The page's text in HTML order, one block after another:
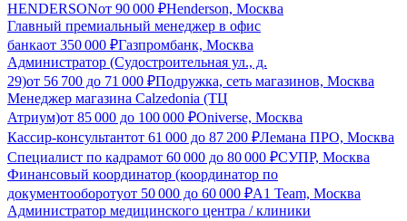
HENDERSONот 90 000 ₽Henderson, Москва
Главный премиальный менеджер в офис
банкаот 350 000 ₽Газпромбанк, Москва
Администратор (Судостроительная ул., д.
29)от 56 700 до 71 000 ₽Подружка, сеть магазинов, Москва
Менеджер магазина Calzedonia (ТЦ
Атриум)от 85 000 до 100 000 ₽Oniverse, Москва
Кассир-консультантот 61 000 до 87 200 ₽Лемана ПРО, Москва
Специалист по кадрамот 60 000 до 80 000 ₽СУПР, Москва
Финансовый координатор (координатор по
документооборотуот 50 000 до 60 000 ₽A1 Team, Москва
Администратор медицинского центра / клиники